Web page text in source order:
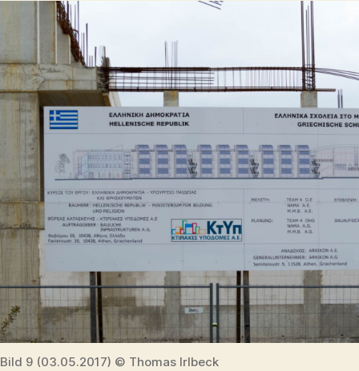
Bild 9 (03.05.2017) © Thomas Irlbeck